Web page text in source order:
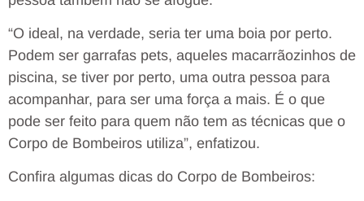
“O ideal, na verdade, seria ter uma boia por perto.
Podem ser garrafas pets, aqueles macarrãozinhos de
piscina, se tiver por perto, uma outra pessoa para
acompanhar, para ser uma força a mais. É o que
pode ser feito para quem não tem as técnicas que o
Corpo de Bombeiros utiliza”, enfatizou.
Confira algumas dicas do Corpo de Bombeiros: